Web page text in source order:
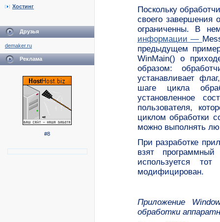
Хостинг
Друзья
demaker.ru
Реклама
#8
Поскольку
своего завершения
ограниченны. В
информации —
предыдущем
WinMain() о
образом:
устанавливает
шаге цикла
установленное
пользователя,
циклом обработки
можно выполнять
При разработке
взят
используется
модифицирован.
Приложение
обработки